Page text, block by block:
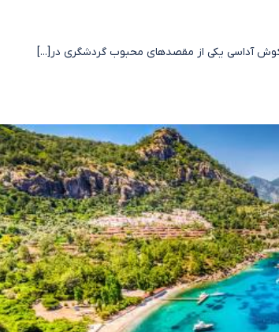
کوش آداسی یکی از مقصدهای محبوب گردشگری در[...]